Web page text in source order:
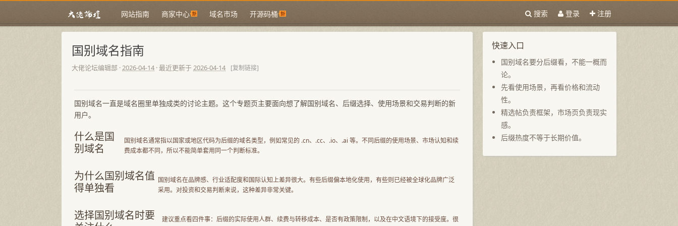
网站指南 商家中心 域名市场 开源码桶 搜索 登录 注册
国别域名指南
大佬论坛编辑部 ·2026-04-14 · 最近更新于2026-04-14 [复制链接]
国别域名一直是域名圈里单独成类的讨论主题。这个专题页主要面向想了解国别域名、后缀选择、使用场景和交易判断的新
用户。
什么是国
别域名
国别域名通常指以国家或地区代码为后缀的域名类型，例如常见的 .cn、.cc、.io、.ai 等。不同后缀的使用场景、市场认知和续
费成本都不同，所以不能简单套用同一个判断标准。
为什么国别域名值
得单独看
国别域名在品牌感、行业适配度和国际认知上差异很大。有些后缀偏本地化使用，有些则已经被全球化品牌广泛
采用。对投资和交易判断来说，这种差异非常关键。
选择国别域名时要
建议重点看四件事：后缀的实际使用人群、续费与转移成本、是否有政策限制，以及在中文语境下的接受度。很
快速入口
国别域名要分后缀看，不能一概而
论。
先看使用场景，再看价格和流动
性。
精选帖负责框架，市场页负责现实
感。
后缀热度不等于长期价值。